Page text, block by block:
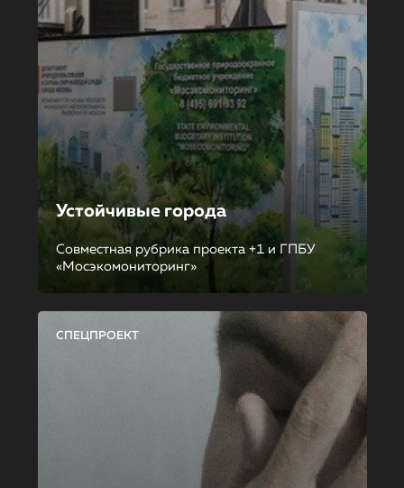
Устойчивые города
Совместная рубрика проекта +1 и ГПБУ
«Мосэкомониторинг»
СПЕЦПРОЕКТ